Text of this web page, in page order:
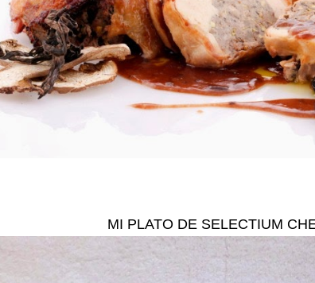
MI PLATO DE SELECTIUM